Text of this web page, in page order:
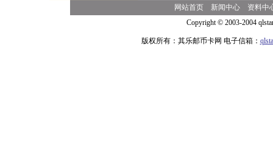
网站首页 新闻中心
资料中
Copyright © 2003-2004
版权所有：其乐邮币卡网 电子信箱：